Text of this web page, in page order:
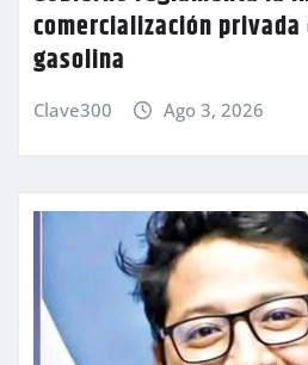
comercialización
gasolina
Clave300 Ago 3, 2026